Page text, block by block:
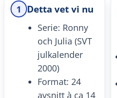
1 Detta vet vi nu
Serie: Ronny
och Julia (SVT
julkalender
2000)
Format: 24
avsnitt à ca 14